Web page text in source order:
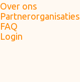
Over ons
Partnerorganisaties
FAQ
Login